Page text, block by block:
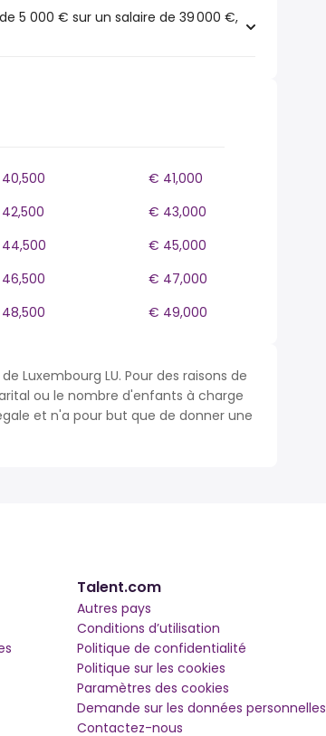
5 000 € sur un salaire de 39 000 €,
€ 41,000
€ 43,000
€ 45,000
€ 47,000
€ 49,000
Luxembourg LU. Pour des raisons de
ou le nombre d'enfants à charge
et n'a pour but que de donner une
Talent.com
Autres pays
Conditions d’utilisation
Politique de confidentialité
Politique sur les cookies
Paramètres des cookies
Demande sur les données personnelles
Contactez-nous